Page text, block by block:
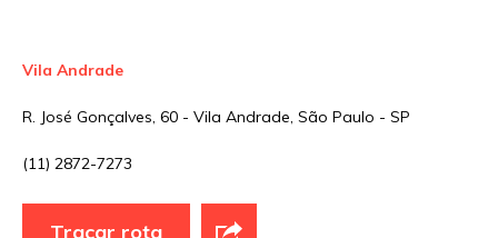
Vila Andrade
R. José Gonçalves, 60 - Vila Andrade, São Paulo - SP
(11) 2872-7273
Traçar rota